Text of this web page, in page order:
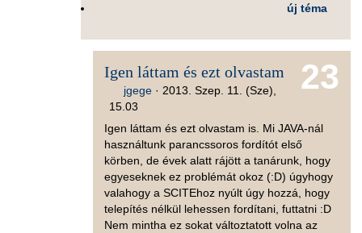
új téma
23
Igen láttam és ezt olvastam
jgege· 2013. Szep. 11. (Sze),
15.03
Igen láttam és ezt olvastam is. Mi JAVA-nál
használtunk parancssoros fordítót első
körben, de évek alatt rájött a tanárunk, hogy
egyeseknek ez problémát okoz (:D) úgyhogy
valahogy a SCITEhoz nyúlt úgy hozzá, hogy
telepítés nélkül lehessen fordítani, futtatni :D
Nem mintha ez sokat változtatott volna az